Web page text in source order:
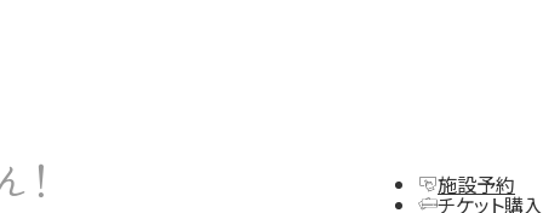
施設予約
チケット購入